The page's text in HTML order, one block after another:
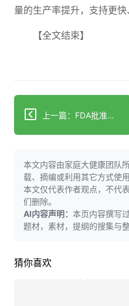
量的生产率提升，支持更快
【全文结束】
上一篇：FDA批准Zoliflodacin：淋病治疗的新纪元
本文内容由家庭大健康团队
载、摘编或利用其它方式使
本文仅代表作者观点，不代
们删除。
AI内容声明： 本页内容撰写
题材，素材，提纲的搜集与
猜你喜欢